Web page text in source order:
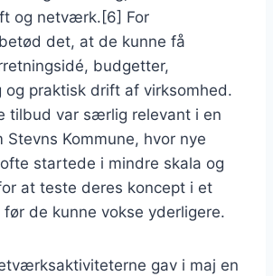
og netværk.[6] For
det, at de kunne få
budgetter,
og praktisk drift af virksomhed.
tilbud var særlig relevant i en
Stevns Kommune, hvor nye
startede i mindre skala og
at teste deres koncept i et
de kunne vokse yderligere.
gav i maj en